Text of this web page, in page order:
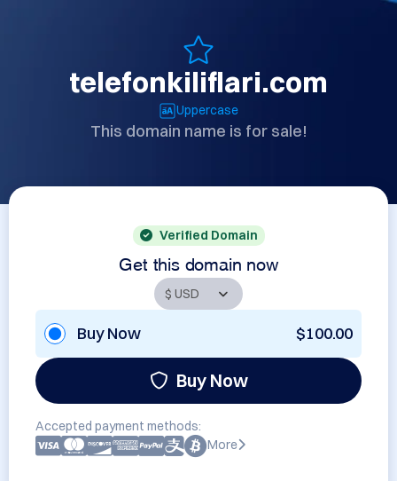
telefonkiliflari.com
Uppercase
This domain name is for sale!
Verified Domain
Get this domain now
Buy Now $100.00
Buy Now
Accepted payment methods:
More